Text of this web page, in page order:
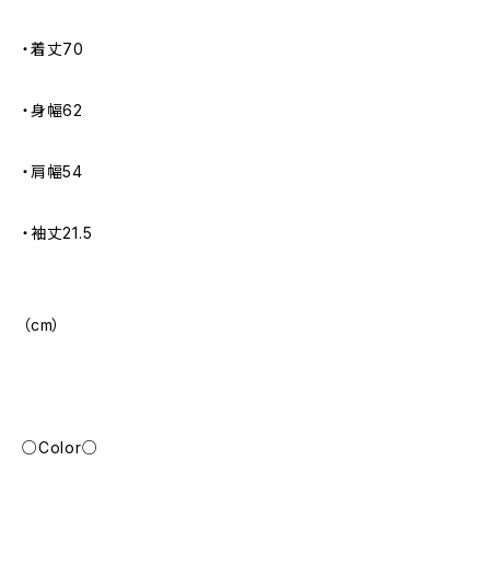
・着丈70
・身幅62
・肩幅54
・袖丈21.5
（cm）
○Color○